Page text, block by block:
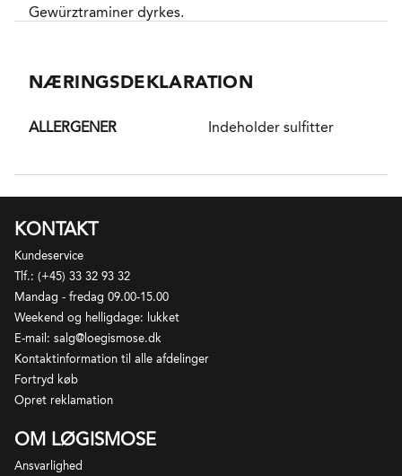
Gewürztraminer dyrkes.
NÆRINGSDEKLARATION
ALLERGENER Indeholder sulfitter
KONTAKT
Kundeservice
Tlf.: (+45) 33 32 93 32
Mandag - fredag 09.00-15.00
Weekend og helligdage: lukket
E-mail: salg@loegismose.dk
Kontaktinformation til alle afdelinger
Fortryd køb
Opret reklamation
OM LØGISMOSE
Ansvarlighed